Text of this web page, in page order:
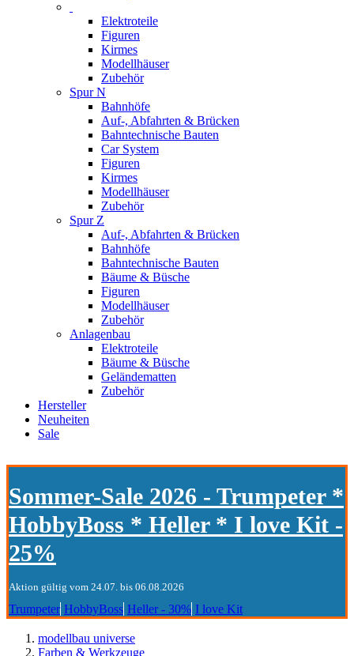
Elektroteile
Figuren
Kirmes
Modellhäuser
Zubehör
Spur N
Bahnhöfe
Auf-, Abfahrten & Brücken
Bahntechnische Bauten
Car System
Figuren
Kirmes
Modellhäuser
Zubehör
Spur Z
Auf-, Abfahrten & Brücken
Bahnhöfe
Bahntechnische Bauten
Bäume & Büsche
Figuren
Modellhäuser
Zubehör
Anlagenbau
Elektroteile
Bäume & Büsche
Geländematten
Zubehör
Hersteller
Neuheiten
Sale
Sommer-Sale 2026 - Trumpeter *
HobbyBoss * Heller * I love Kit -
25%
Aktion gültig vom 24.07. bis 06.08.2026
Trumpeter HobbyBoss Heller - 30% I love Kit
modellbau universe
Farben & Werkzeuge